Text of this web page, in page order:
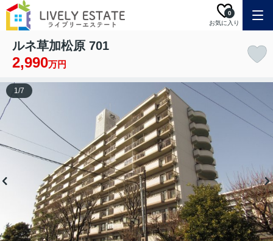
お気に入り
0
ルネ草加松原 701
2,990万円
1/7